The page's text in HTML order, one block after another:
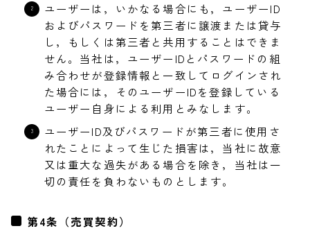
ユーザーは，いかなる場合にも，ユーザーID
およびパスワードを第三者に譲渡または貸与
し，もしくは第三者と共用することはできま
せん。当社は，ユーザーIDとパスワードの組
み合わせが登録情報と一致してログインされ
た場合には，そのユーザーIDを登録している
ユーザー自身による利用とみなします。
ユーザーID及びパスワードが第三者に使用さ
れたことによって生じた損害は，当社に故意
又は重大な過失がある場合を除き，当社は一
切の責任を負わないものとします。
第4条（売買契約）